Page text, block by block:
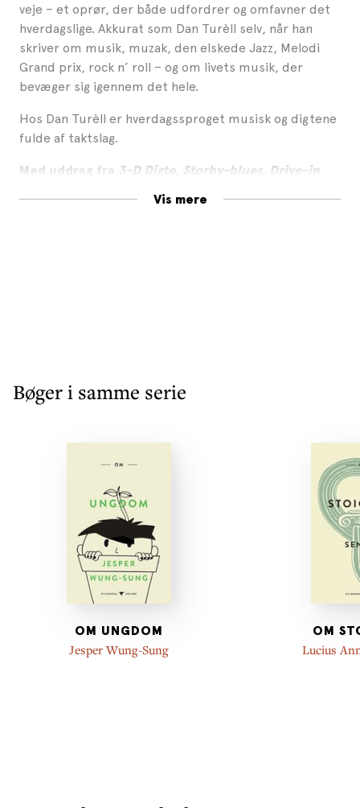
veje – et oprør, der både udfordrer og omfavner det
hverdagslige. Akkurat som Dan Turèll selv, når han
skriver om musik, muzak, den elskede Jazz, Melodi
Grand prix, rock n’ roll – og om livets musik, der
bevæger sig igennem det hele.
Hos Dan Turèll er hverdagssproget musisk og digtene
fulde af taktslag.
Med uddrag fra
3-D Digte, Storby-blues, Drive-in
Vis mere
Bøger i samme serie
OM UNGDOM
Jesper Wung-Sung
OM
Lucius